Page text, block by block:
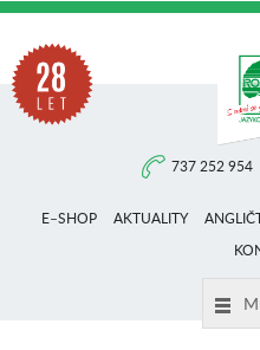
737 252 954
E–SHOP AKTUALITY